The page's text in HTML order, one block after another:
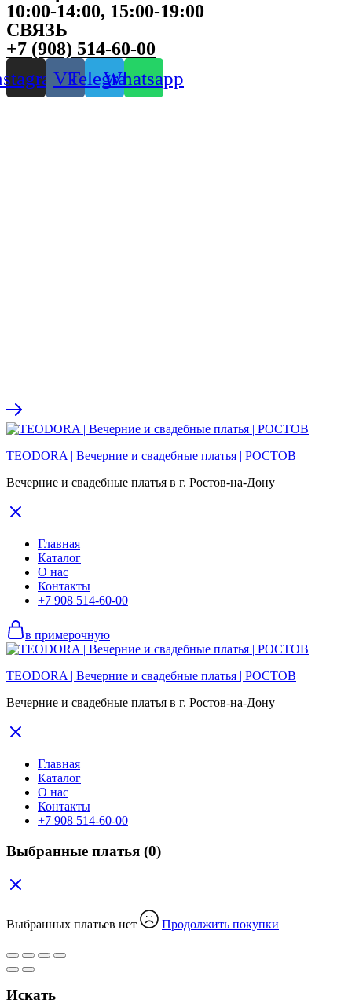
10:00-14:00, 15:00-19:00
СВЯЗЬ
+7 (908) 514-60-00
VkTelegramWhatsapp
TEODORA | Вечерние и свадебные платья | РОСТОВ
Вечерние и свадебные платья в г. Ростов-на-Дону
Главная
Каталог
О нас
Контакты
+7 908 514-60-00
в примерочную
TEODORA | Вечерние и свадебные платья | РОСТОВ
Вечерние и свадебные платья в г. Ростов-на-Дону
Главная
Каталог
О нас
Контакты
+7 908 514-60-00
Выбранные платья (0)
Выбранных платьев нет Продолжить покупки
Искать